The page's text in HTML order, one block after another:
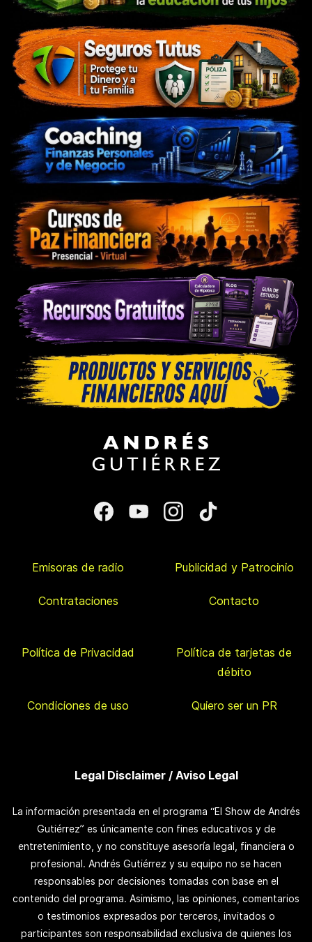
Emisoras de radio Publicidad y Patrocinio
Contrataciones Contacto
Política de Privacidad
Política de tarjetas de
débito
Condiciones de uso Quiero ser un PR
Legal Disclaimer / Aviso Legal
La información presentada en el programa “El Show de Andrés
Gutiérrez” es únicamente con fines educativos y de
entretenimiento, y no constituye asesoría legal, financiera o
profesional. Andrés Gutiérrez y su equipo no se hacen
responsables por decisiones tomadas con base en el
contenido del programa. Asimismo, las opiniones, comentarios
o testimonios expresados por terceros, invitados o
participantes son responsabilidad exclusiva de quienes los